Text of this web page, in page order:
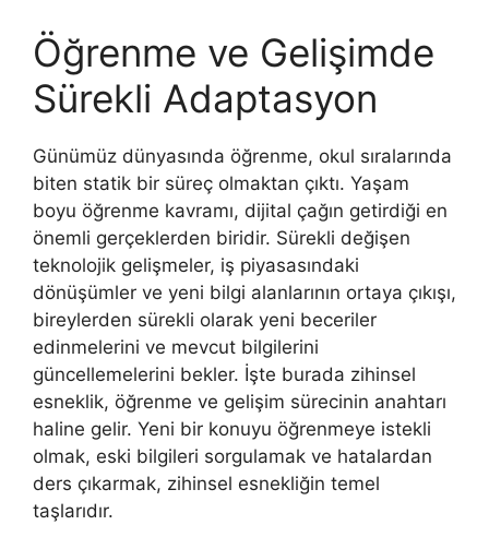
Öğrenme ve Gelişimde
Sürekli Adaptasyon
Günümüz dünyasında öğrenme, okul sıralarında
biten statik bir süreç olmaktan çıktı. Yaşam
boyu öğrenme kavramı, dijital çağın getirdiği en
önemli gerçeklerden biridir. Sürekli değişen
teknolojik gelişmeler, iş piyasasındaki
dönüşümler ve yeni bilgi alanlarının ortaya çıkışı,
bireylerden sürekli olarak yeni beceriler
edinmelerini ve mevcut bilgilerini
güncellemelerini bekler. İşte burada zihinsel
esneklik, öğrenme ve gelişim sürecinin anahtarı
haline gelir. Yeni bir konuyu öğrenmeye istekli
olmak, eski bilgileri sorgulamak ve hatalardan
ders çıkarmak, zihinsel esnekliğin temel
taşlarıdır.